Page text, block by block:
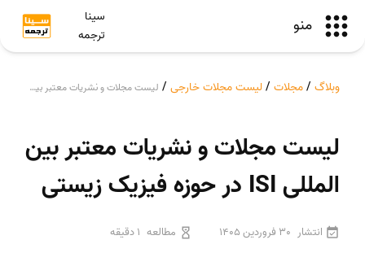
منو
سینا
ترجمه
وبلاگ /مجلات /لیست مجلات خارجی / لیست مجلات و نشریات معتبر بین المللی ISI در حوزه فیزیک زیستی
لیست مجلات و نشریات معتبر بین
المللی ISI در حوزه فیزیک زیستی
انتشار 30 فروردین 1405 مطالعه 1 دقیقه